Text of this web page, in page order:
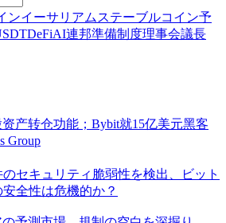
ンイーサリアム ステーブルコイン予
DeFiAI連邦準備制度理事会議長
产转仓功能；Bybit就15亿美元黑客
Group
セキュリティ脆弱性を検出、ビット
全性は危機的か？